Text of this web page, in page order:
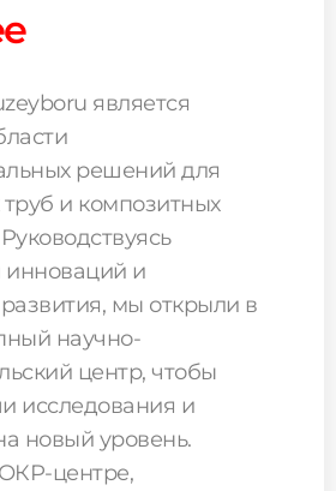
является
решений для
труб и композитных
и
мы открыли в
научно-
центр, чтобы
исследования и
новый уровень.
центре,